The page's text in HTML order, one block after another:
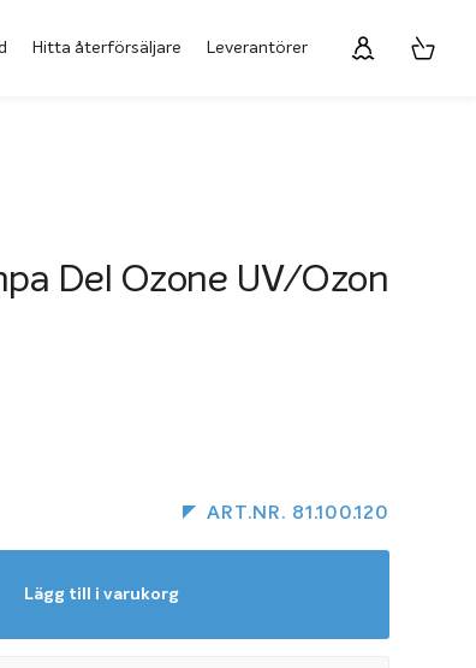
Hitta återförsäljare Leverantörer
Del Ozone UV/Ozon
ART.NR. 81.100.120
Lägg till i varukorg